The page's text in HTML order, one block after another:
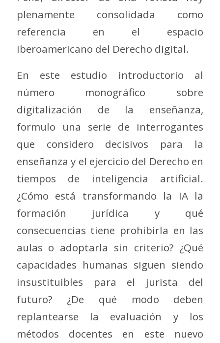
plenamente consolidada como
referencia en el espacio
iberoamericano del Derecho digital.
En este estudio introductorio al
número monográfico sobre
digitalización de la enseñanza,
formulo una serie de interrogantes
que considero decisivos para la
enseñanza y el ejercicio del Derecho en
tiempos de inteligencia artificial.
¿Cómo está transformando la IA la
formación jurídica y qué
consecuencias tiene prohibirla en las
aulas o adoptarla sin criterio? ¿Qué
capacidades humanas siguen siendo
insustituibles para el jurista del
futuro? ¿De qué modo deben
replantearse la evaluación y los
métodos docentes en este nuevo